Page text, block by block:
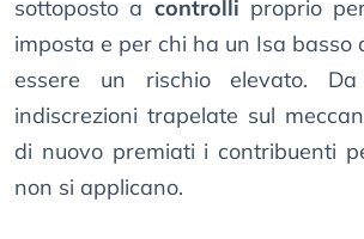
sottoposto a controlli proprio
imposta e per chi ha un Isa basso
essere un rischio elevato.
indiscrezioni trapelate sul
di nuovo premiati i contribuenti
non si applicano.